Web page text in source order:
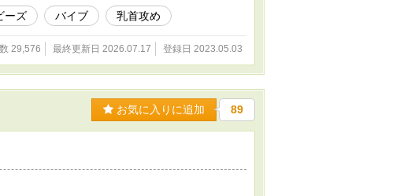
ーズ バイブ 乳首攻め
29,576 最終更新日 2026.07.17 登録日 2023.05.03
お気に入りに追加 89